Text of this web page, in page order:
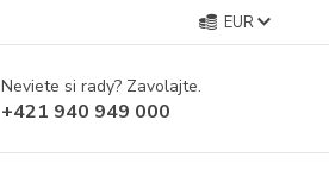
EUR
Neviete si rady? Zavolajte.
+421 940 949 000